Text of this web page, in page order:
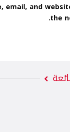
email, and
the